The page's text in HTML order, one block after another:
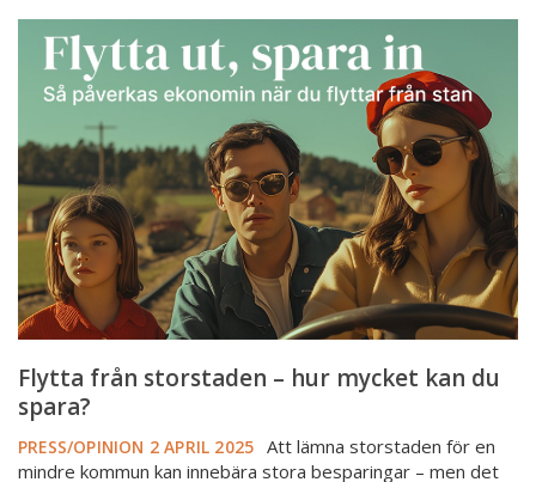
Flytta
storstaden
hur
mycket
kan
du
spara?
Flytta från storstaden – hur mycket kan du
spara?
PRESS/OPINION 2 APRIL 2025 Att lämna storstaden för en
mindre kommun kan innebära stora besparingar – men det